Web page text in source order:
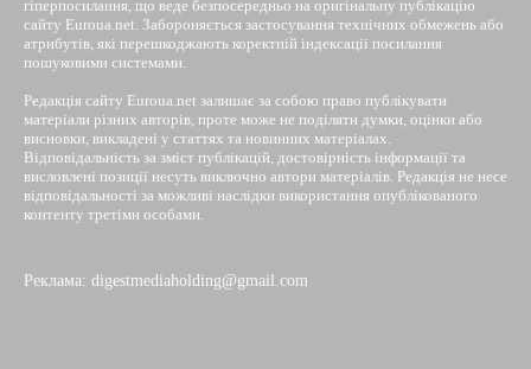
гіперпосилання, що веде безпосередньо на оригінальну публікацію
сайту Euroua.net. Забороняється застосування технічних обмежень або
атрибутів, які перешкоджають коректній індексації посилання
пошуковими системами.
Редакція сайту Euroua.net залишає за собою право публікувати
матеріали різних авторів, проте може не поділяти думки, оцінки або
висновки, викладені у статтях та новинних матеріалах.
Відповідальність за зміст публікацій, достовірність інформації та
висловлені позиції несуть виключно автори матеріалів. Редакція не несе
відповідальності за можливі наслідки використання опублікованого
контенту третіми особами.
Реклама: digestmediaholding@gmail.com